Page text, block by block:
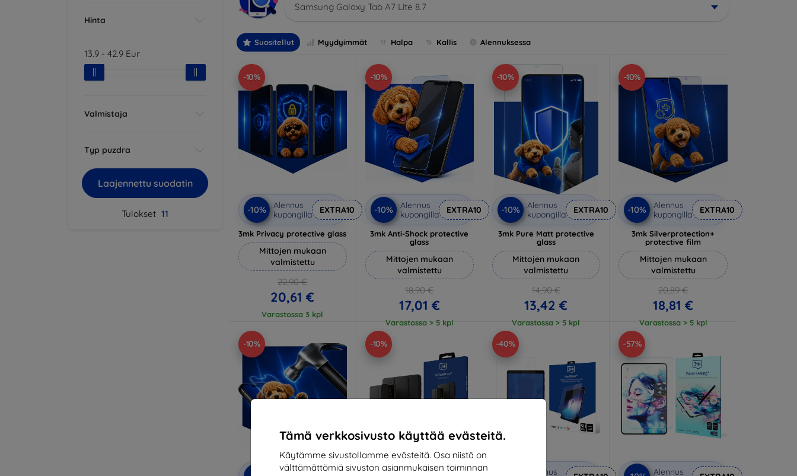
Tämä verkkosivusto käyttää evästeitä.
Käytämme sivustollamme evästeitä. Osa niistä on
välttämättömiä sivuston asianmukaisen toiminnan
Hinta
13.9 - 42.9 Eur
Valmistaja
Typ puzdra
Laajennettu suodatin
Tulokset 11
Samsung Galaxy Tab A7 Lite 8.7
Suositellut Myydyimmät Halpa Kallis Alennuksessa
-10%
-10%
Alennus
kupongilla
EXTRA10
3mk Privacy protective glass
Mittojen mukaan
valmistettu
22,90 €
20,61 €
Varastossa 3 kpl
-10%
-10%
Alennus
kupongilla
EXTRA10
3mk Anti-Shock protective
glass
Mittojen mukaan
valmistettu
18,90 €
17,01 €
Varastossa > 5 kpl
-10%
-10%
Alennus
kupongilla
EXTRA10
3mk Pure Matt protective
glass
Mittojen mukaan
valmistettu
14,90 €
13,42 €
Varastossa > 5 kpl
-10%
-10%
Alennus
kupongilla
EXTRA10
3mk Silverprotection+
protective film
Mittojen mukaan
valmistettu
20,89 €
18,81 €
Varastossa > 5 kpl
-10%
Alennus
-10%
Alennus
-40%
Alennus
-57%
Alennus